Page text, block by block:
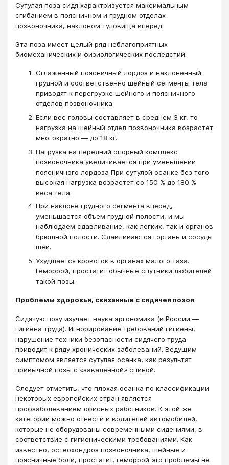
Сутулая поза сидя характризуется максимальным
сгибанием в поясничном и грудном отделах
позвоночника, наклоном туловища вперёд.
Эта поза имеет целый ряд неблагоприятных
биомеханических и физиологических последстий:
Сглаженный поясничный лордоз и наклоненный
грудной и соответственно шейный сегменты тела
приводят к перегрузке шейного и поясничного
отделов позвоночника.
Если вес головы составляет в среднем 3 кг, то
нагрузка на шейный отдел позвоночника возрастет
многократно — до 18 кг.
Нагрузка на передний опорный комплекс
позвоночника увеличивается при уменьшении
поясничного лордоза При сутулой осанке без того
высокая нагрузка возрастет со 150 % до 180 %
веса тела.
При наклоне грудного сегмента вперед,
уменьшается объем грудной полости, и мы
наблюдаем сдавливание, как легких, так и органов
брюшной полости. Сдавливаются гортань и сосуды
шеи.
Ухудшается кровоток в органах малого таза.
Геморрой, простатит обычные спутники любителей
такой позы.
Проблемы здоровья, связанные с сидячей позой
Сидячую позу изучает наука эргономика (в России —
гигиена труда). Игнорирование требований гигиены,
нарушение техники безопасности сидячего труда
приводит к ряду хронических заболеваний. Ведущим
симптомом является сутулая осанка, как результат
привычной позы с «заваленной» спиной.
Следует отметить, что плохая осанка по классификации
некоторых европейских стран является
профзаболеванием офисных работников. К этой же
категории можно отнести и водителей автомобилей,
которые не оборудованы современными сидениями, в
соответствие с гигиеническими требованиями. Как
известно, остеохондроз позвоночника, шейные и
поясничные боли, простатит, геморрой это проблемы не